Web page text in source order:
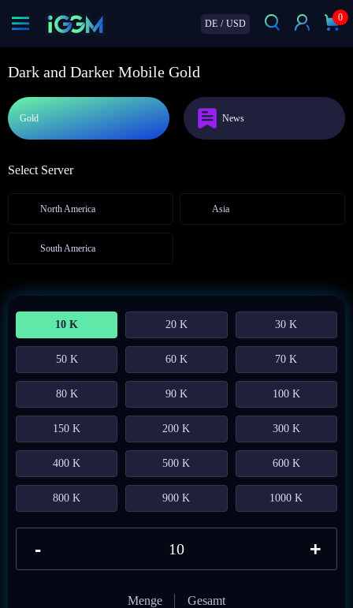
DE / USD
0
Dark and Darker Mobile Gold
Gold News
Select Server
North America Asia
South America
10 K 20 K 30 K
50 K 60 K 70 K
80 K 90 K 100 K
150 K 200 K 300 K
400 K 500 K 600 K
800 K 900 K 1000 K
- +
Menge Gesamt